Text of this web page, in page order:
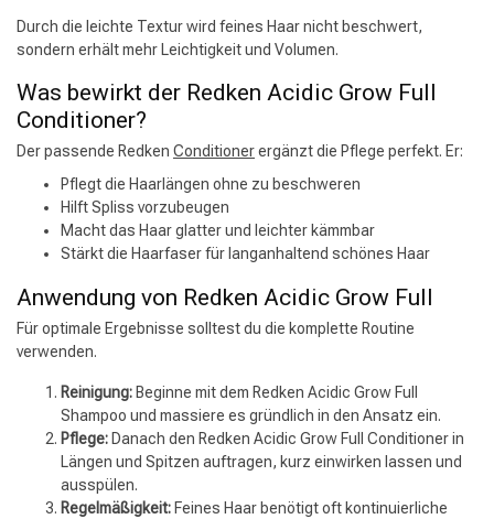
Durch die leichte Textur wird feines Haar nicht beschwert,
sondern erhält mehr Leichtigkeit und Volumen.
Was bewirkt der Redken Acidic Grow Full
Conditioner?
Der passende Redken Conditionerergänzt die Pflege perfekt. Er:
Pflegt die Haarlängen ohne zu beschweren
Hilft Spliss vorzubeugen
Macht das Haar glatter und leichter kämmbar
Stärkt die Haarfaser für langanhaltend schönes Haar
Anwendung von Redken Acidic Grow Full
Für optimale Ergebnisse solltest du die komplette Routine
verwenden.
Reinigung: Beginne mit dem Redken Acidic Grow Full
Shampoo und massiere es gründlich in den Ansatz ein.
Pflege: Danach den Redken Acidic Grow Full Conditioner in
Längen und Spitzen auftragen, kurz einwirken lassen und
ausspülen.
Regelmäßigkeit: Feines Haar benötigt oft kontinuierliche